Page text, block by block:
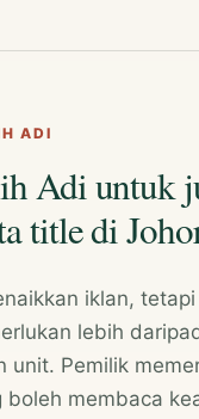
ADI
Adi untuk
title di
iklan,
lebih
unit. Pemilik
boleh membaca